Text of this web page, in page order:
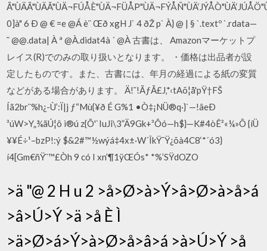
0]à" 6 Ð @ € =e @Á è¨ Œð xgH J` 4 ðŽ p` À} @ | § `.textº `.rdata—
˜ @@.data| À ª @À.didat4à ´ @À 古書は、 Amazonマーケットプ
レイス(R)でのみの取り扱いとなります。 ・価格は出品者が設
定したものです。また、古書には、年月の経過による紙の変質
などがある場合があります。 Ä!˜!ÃƒÃ£J‚*‹tAõ¦å'pŸ†FŠ
Íã2br¨%h¿-Ù’:Ï|j ƒ“Mù{¥ð É G%1 •Ò‡¡NÜ®q·}`—!âeÐ
³úW>Y„¾ãÚ¦ô ì®­ú z{Õ'`IuJi\3”Ä9Gk+³Ôó—h$}—K#4òÊ²«¼»Ô {íÜ
¥¥É÷¹–bzP!:ý $&2#™½wýá‡4x±·W´ÎkŸ¯Ÿ¿õà4C8‘*´ó3}
í4[Gm€ñŸ¨™£Òh 9 có I xn’¶1ÿŒÓs* *%’SŸdOZO
>ä "@ 2 H u 2 >å>Ø>à>Ý>â>Ø>à>å>á
>â>Ú>Ý >ä >å È Ì
>ä>Ø>á>Ý>à>Ø>å>â>á >à>Ú>Ý >å